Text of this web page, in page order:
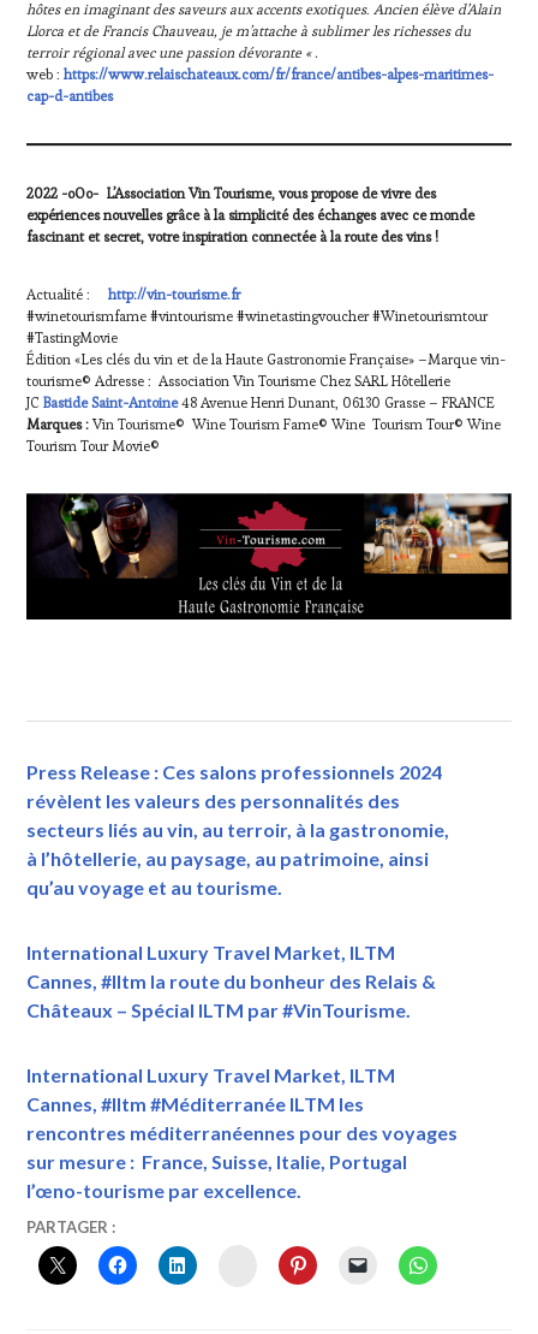
hôtes en imaginant des saveurs aux accents exotiques.Ancien élève d’Alain
Llorca et de Francis Chauveau, je m’attache à sublimer les richesses du
terroir régional avec une passion dévorante « .
web :https://www.relaischateaux.com/fr/france/antibes-alpes-maritimes-
cap-d-antibes
2022 -oOo- L’Association Vin Tourisme, vous propose de vivre des
expériences nouvelles grâce à la simplicité des échanges avec ce monde
fascinant et secret, votre inspiration connectée à la route des vins !
Actualité :http://vin-tourisme.fr
#winetourismfame #vintourisme #winetastingvoucher #Winetourismtour
#TastingMovie
Édition «Les clés du vin et de la Haute Gastronomie Française» –Marque vin-
tourisme© Adresse : Association Vin Tourisme Chez SARL Hôtellerie
JCBastide Saint-Antoine48 Avenue Henri Dunant, 06130 Grasse – FRANCE
Marques :Vin Tourisme© Wine Tourism Fame© Wine Tourism Tour© Wine
Tourism Tour Movie©
Press Release : Ces salons professionnels 2024
révèlent les valeurs des personnalités des
secteurs liés au vin, au terroir, à la gastronomie,
à l’hôtellerie, au paysage, au patrimoine, ainsi
qu’au voyage et au tourisme.
International Luxury Travel Market, ILTM
Cannes, #Iltm la route du bonheur des Relais &
Châteaux – Spécial ILTM par #VinTourisme.
International Luxury Travel Market, ILTM
Cannes, #Iltm #Méditerranée ILTM les
rencontres méditerranéennes pour des voyages
sur mesure : France, Suisse, Italie, Portugal
l’œno-tourisme par excellence.
9
DÉCEMBRE
2022
VINTOURISME
#CANNESFRANCE
#COTEDAZURFRANCE
#ILTM
PARTAGER :
INSTAGRAM